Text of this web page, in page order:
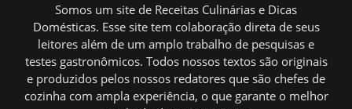
Somos um site de Receitas Culinárias e Dicas
Domésticas. Esse site tem colaboração direta de seus
leitores além de um amplo trabalho de pesquisas e
testes gastronômicos. Todos nossos textos são originais
e produzidos pelos nossos redatores que são chefes de
cozinha com ampla experiência, o que garante o melhor